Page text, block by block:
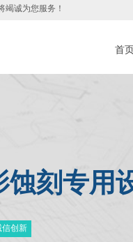
竭诚为您服务 ！
首
蚀刻专用
信创新